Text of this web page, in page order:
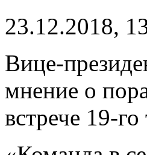
23.12.2018,
Вице-
мнение о
встрече 19-